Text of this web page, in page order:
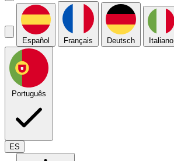
Español Français Deutsch Italiano
Português
ES